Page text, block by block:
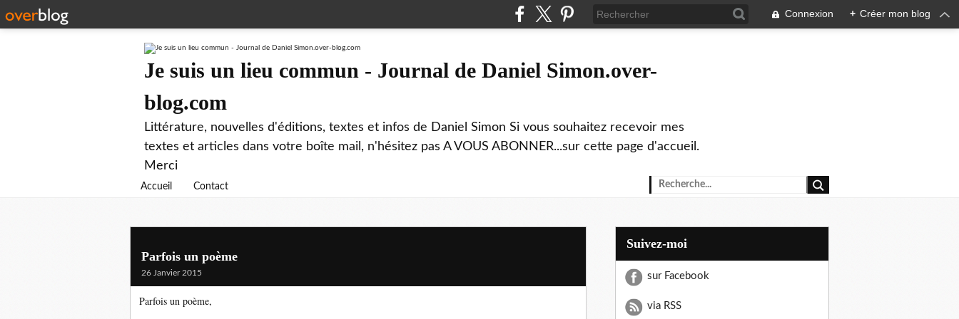
Connexion + Créer mon blog
Je suis un lieu commun - Journal de Daniel Simon.over-
blog.com
Littérature, nouvelles d'éditions, textes et infos de Daniel Simon Si vous souhaitez recevoir mes
textes et articles dans votre boîte mail, n'hésitez pas A VOUS ABONNER...sur cette page d'accueil.
Merci
Accueil Contact
Parfois un poème
26 Janvier 2015
Parfois un poème,
Suivez-moi
sur Facebook
via RSS